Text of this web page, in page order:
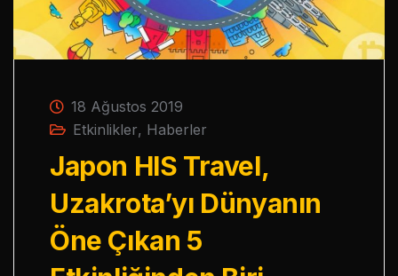
18 Ağustos 2019
Etkinlikler, Haberler
Japon HIS Travel,
Uzakrota’yı Dünyanın
Öne Çıkan 5